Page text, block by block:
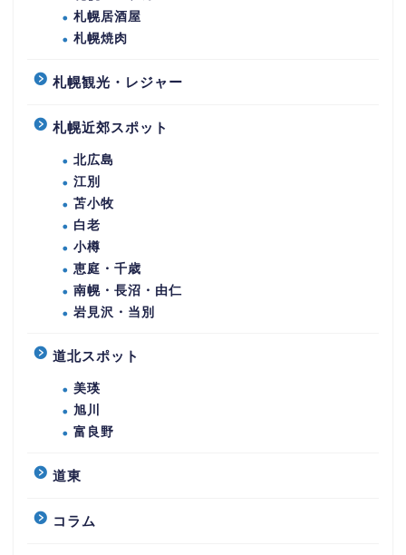
札幌居酒屋
札幌焼肉
札幌観光・レジャー
札幌近郊スポット
北広島
江別
苫小牧
白老
小樽
恵庭・千歳
南幌・長沼・由仁
岩見沢・当別
道北スポット
美瑛
旭川
富良野
道東
コラム